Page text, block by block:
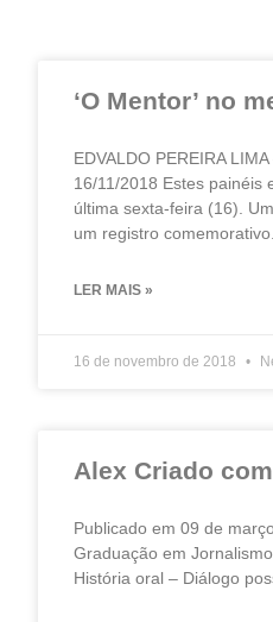
‘O Mentor’ no
EDVALDO PEREIRA
16/11/2018 Estes painéis
última sexta-feira (16).
um registro
LER MAIS »
16 de novembro de 2018
Alex Criado
Publicado em 09 de
Graduação em
História oral – Diálogo